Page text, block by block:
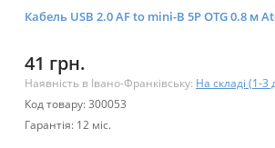
Кабель USB 2.0 AF to mini-B 5P OTG 0.8 м
41 грн.
Наявність в Івано-Франківську: На складі (1-3
Код товару: 300053
Гарантія: 12 міс.